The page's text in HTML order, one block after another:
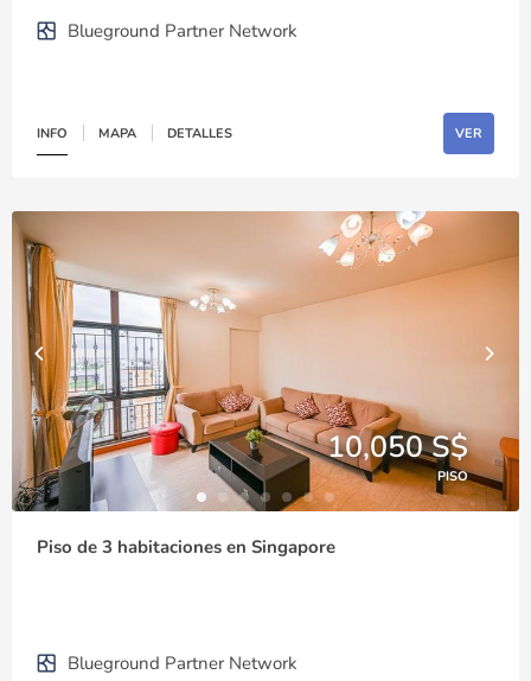
Blueground Partner Network
INFO MAPA DETALLES VER
10,050 S$
PISO
Piso de 3 habitaciones en Singapore
Blueground Partner Network